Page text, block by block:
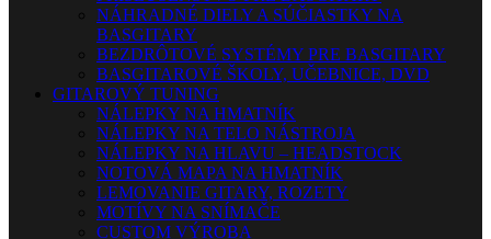
NÁHRADNÉ DIELY A SÚČIASTKY NA
BASGITARY
BEZDRÔTOVÉ SYSTÉMY PRE BASGITARY
BASGITAROVÉ ŠKOLY, UČEBNICE, DVD
GITAROVÝ TUNING
NÁLEPKY NA HMATNÍK
NÁLEPKY NA TELO NÁSTROJA
NÁLEPKY NA HLAVU – HEADSTOCK
NOTOVÁ MAPA NA HMATNÍK
LEMOVANIE GITARY, ROZETY
MOTÍVY NA SNÍMAČE
CUSTOM VÝROBA